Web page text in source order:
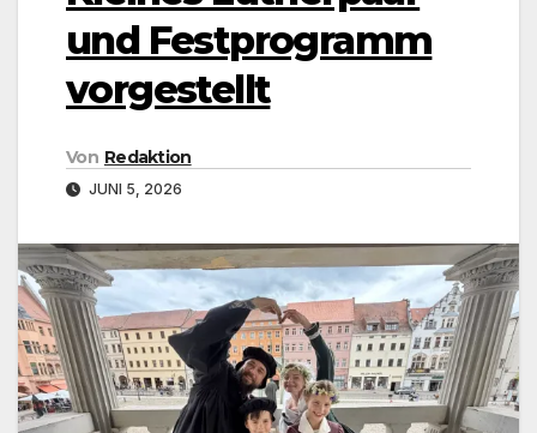
und Festprogramm
vorgestellt
Von Redaktion
JUNI 5, 2026